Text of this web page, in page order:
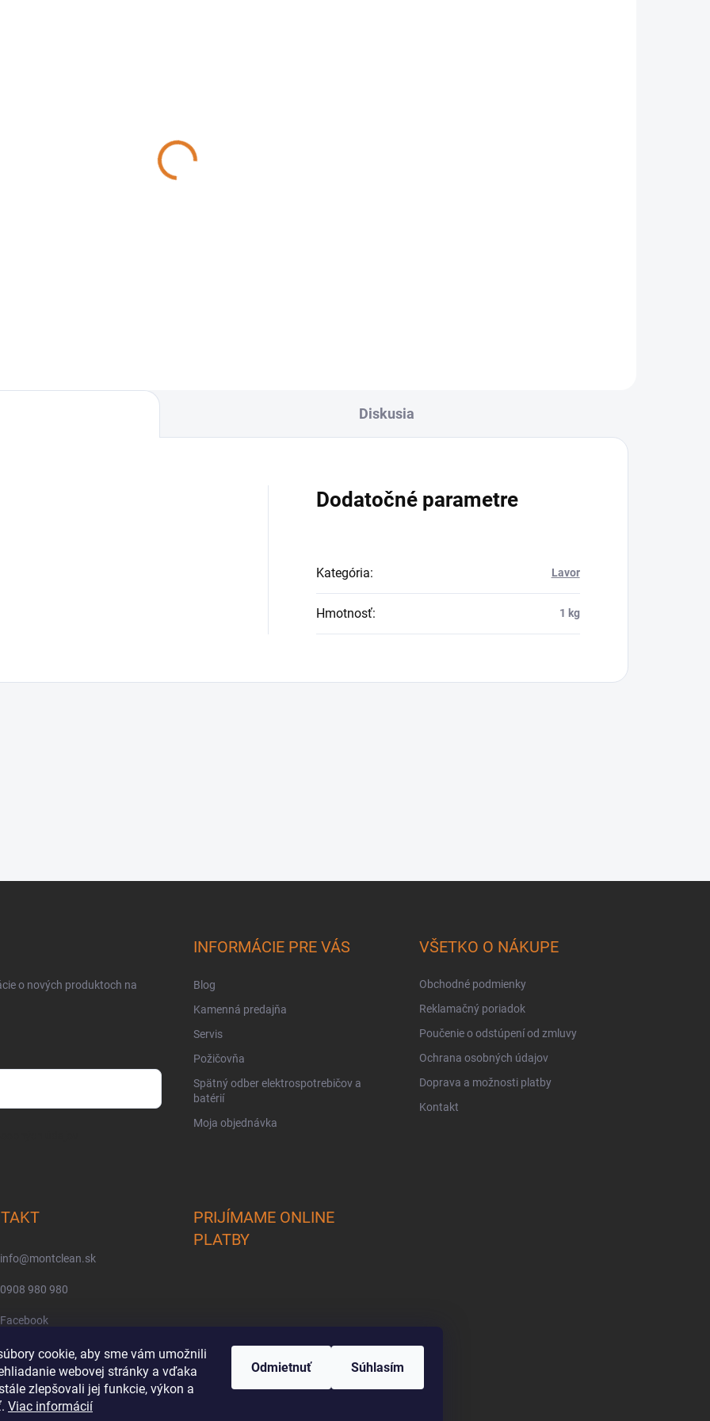
cookie, aby sme vám umožnili
webovej stránky a vďaka
zlepšovali jej funkcie, výkon a
Viac informácií
Odmietnuť Súhlasím
Diskusia
Dodatočné parametre
Kategória: Lavor
Hmotnosť: 1 kg
o nových produktoch na
INFORMÁCIE PRE VÁS
Blog
Kamenná predajňa
Servis
Požičovňa
Spätný odber elektrospotrebičov a
batérií
Moja objednávka
VŠETKO O NÁKUPE
Obchodné podmienky
Reklamačný poriadok
Poučenie o odstúpení od zmluvy
Ochrana osobných údajov
Doprava a možnosti platby
Kontakt
info@montclean.sk
0908 980 980
Facebook
montclean/
PRIJÍMAME ONLINE
PLATBY